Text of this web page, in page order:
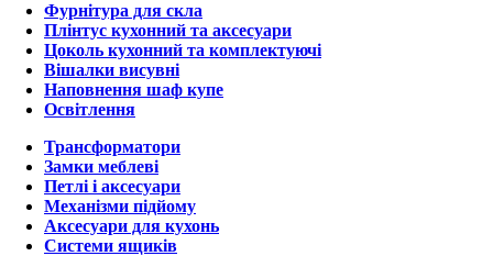
Фурнітура для скла
Плінтус кухонний та аксесуари
Цоколь кухонний та комплектуючі
Вішалки висувні
Наповнення шаф купе
Освітлення
Трансформатори
Замки меблеві
Петлі і аксесуари
Механізми підйому
Аксесуари для кухонь
Системи ящиків